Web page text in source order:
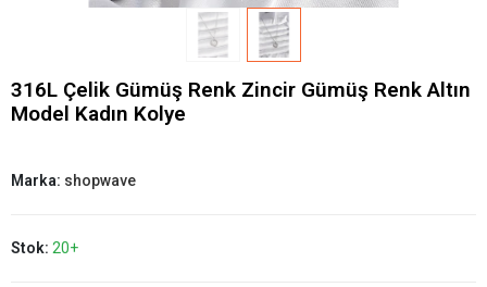
316L Çelik Gümüş Renk Zincir Gümüş Renk Altın
Model Kadın Kolye
Marka: shopwave
Stok: 20+